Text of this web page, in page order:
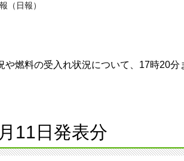
（日報）
や燃料の受入れ状況について、17時20
11日発表分